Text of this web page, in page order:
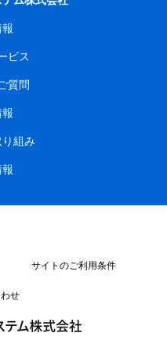
ビス
質問
組み
サイトのご利用条件
せ